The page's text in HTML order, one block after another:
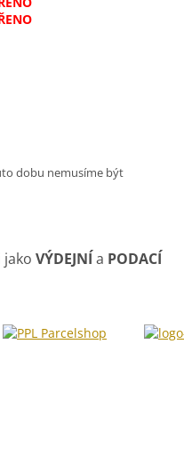
dobu nemusíme být
jako VÝDEJNÍ a PODACÍ